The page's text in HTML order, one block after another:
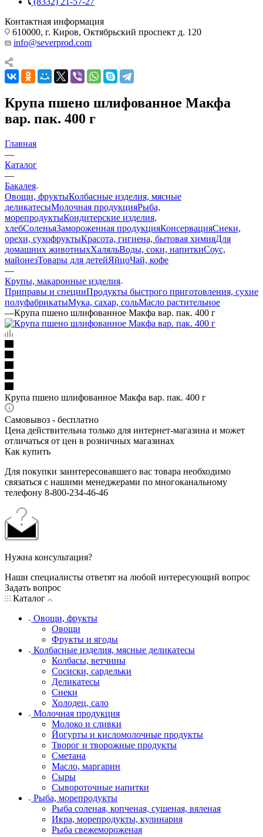
Контактная информация
610000, г. Киров, Октябрьский проспект д. 120
info@severprod.com
Крупа пшено шлифованное Макфа
вар. пак. 400 г
Главная
—
Каталог
—
Бакалея
Овощи, фруктыКолбасные изделия, мясные
деликатесыМолочная продукцияРыба,
морепродуктыКондитерские изделия,
хлебСоленьяЗамороженная продукцияКонсервацияСнеки,
орехи, сухофруктыКрасота, гигиена, бытовая химияДля
домашних животныхХаляльВоды, соки, напиткиСоус,
майонезТовары для детейЯйцоЧай, кофе
—
Крупы, макаронные изделия
Приправы и специиПродукты быстрого приготовления, сухие
полуфабрикатыМука, сахар, сольМасло растительное
—Крупа пшено шлифованное Макфа вар. пак. 400 г
Крупа пшено шлифованное Макфа вар. пак. 400 г
Самовывоз - бесплатно
Цена действительна только для интернет-магазина и может
отличаться от цен в розничных магазинах
Как купить
Для покупки заинтересовавшего вас товара необходимо
связаться с нашими менеджерами по многоканальному
телефону 8-800-234-46-46
Нужна консультация?
Наши специалисты ответят на любой интересующий вопрос
Задать вопрос
Каталог
Овощи, фрукты
Овощи
Фрукты и ягоды
Колбасные изделия, мясные деликатесы
Колбасы, ветчины
Сосиски, сардельки
Деликатесы
Снеки
Холодец, сало
Молочная продукция
Молоко и сливки
Йогурты и кисломолочные продукты
Творог и творожные продукты
Сметана
Масло, маргарин
Сыры
Сывороточные напитки
Рыба, морепродукты
Рыба соленая, копченая, сушеная, вяленая
Икра, морепродукты, кулинария
Рыба свежемороженая